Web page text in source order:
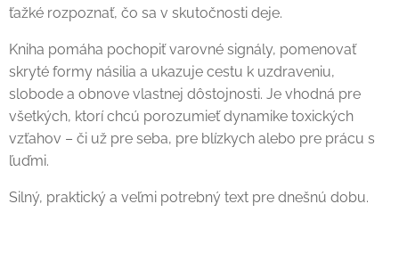
ťažké rozpoznať, čo sa v skutočnosti deje.
Kniha pomáha pochopiť varovné signály, pomenovať
skryté formy násilia a ukazuje cestu k uzdraveniu,
slobode a obnove vlastnej dôstojnosti. Je vhodná pre
všetkých, ktorí chcú porozumieť dynamike toxických
vzťahov – či už pre seba, pre blízkych alebo pre prácu s
ľuďmi.
Silný, praktický a veľmi potrebný text pre dnešnú dobu.